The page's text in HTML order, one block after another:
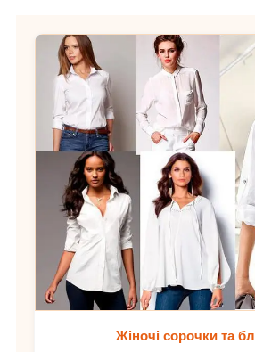
Жіночі сорочки та